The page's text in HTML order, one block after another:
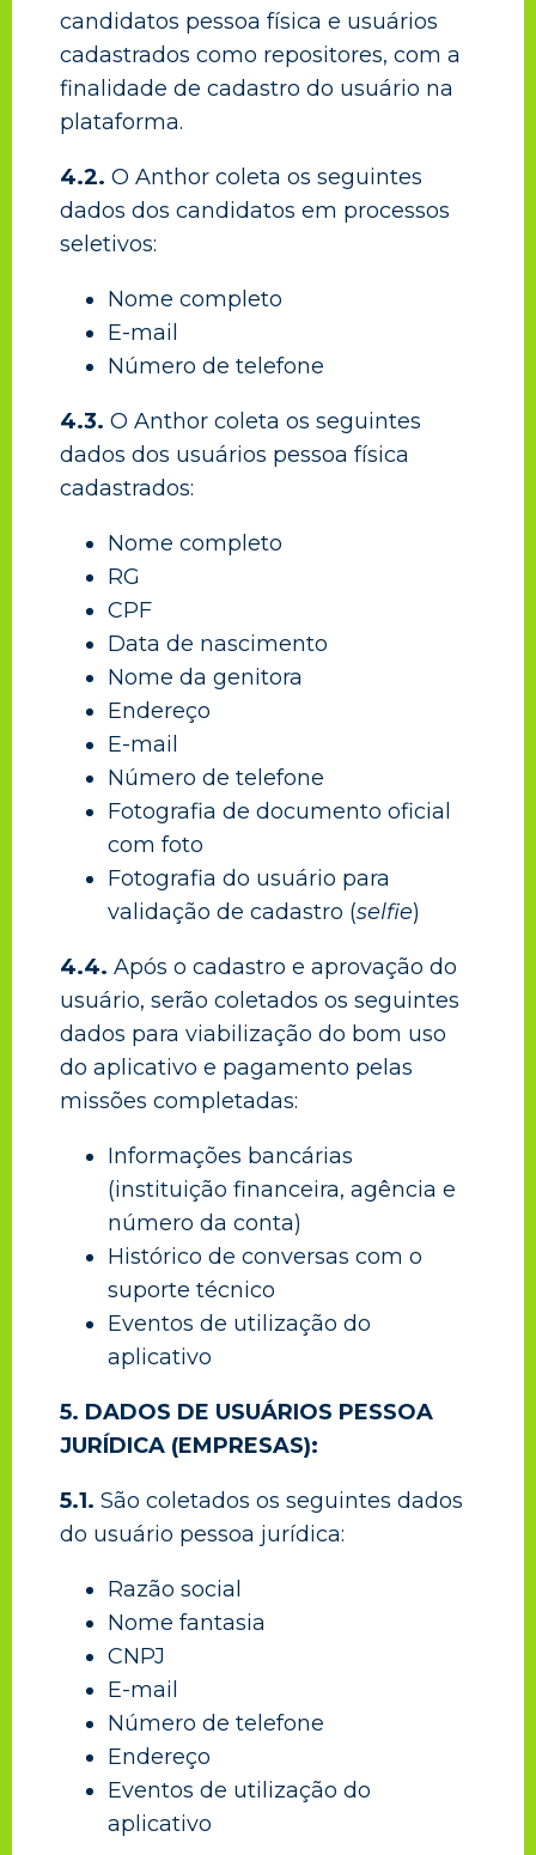
candidatos pessoa física e usuários
cadastrados como repositores, com a
finalidade de cadastro do usuário na
plataforma.
4.2. O Anthor coleta os seguintes
dados dos candidatos em processos
seletivos:
Nome completo
E-mail
Número de telefone
4.3. O Anthor coleta os seguintes
dados dos usuários pessoa física
cadastrados:
Nome completo
RG
CPF
Data de nascimento
Nome da genitora
Endereço
E-mail
Número de telefone
Fotografia de documento oficial
com foto
Fotografia do usuário para
validação de cadastro (selfie)
4.4. Após o cadastro e aprovação do
usuário, serão coletados os seguintes
dados para viabilização do bom uso
do aplicativo e pagamento pelas
missões completadas:
Informações bancárias
(instituição financeira, agência e
número da conta)
Histórico de conversas com o
suporte técnico
Eventos de utilização do
aplicativo
5. DADOS DE USUÁRIOS PESSOA
JURÍDICA (EMPRESAS):
5.1. São coletados os seguintes dados
do usuário pessoa jurídica:
Razão social
Nome fantasia
CNPJ
E-mail
Número de telefone
Endereço
Eventos de utilização do
aplicativo